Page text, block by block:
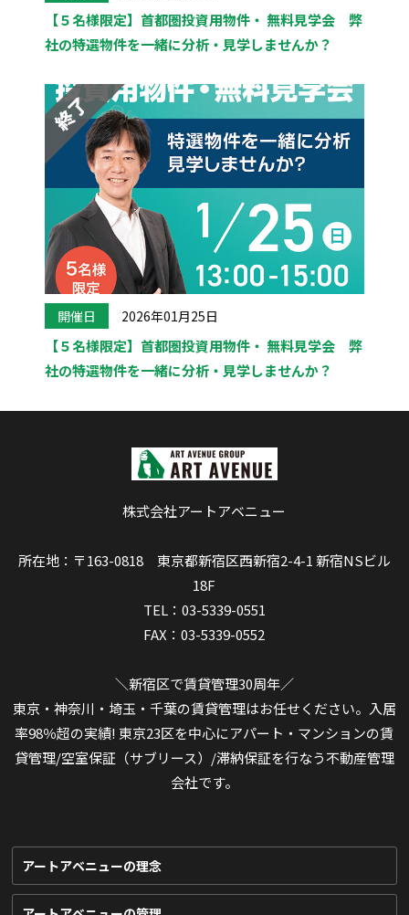
【５名様限定】首都圏投資用物件・ 無料見学会 弊
社の特選物件を一緒に分析・見学しませんか？
開催日 2026年01月25日
【５名様限定】首都圏投資用物件・ 無料見学会 弊
社の特選物件を一緒に分析・見学しませんか？
株式会社アートアベニュー
所在地：〒163-0818 東京都新宿区西新宿2-4-1 新宿NSビル
18F
TEL：03-5339-0551
FAX：03-5339-0552
＼新宿区で賃貸管理30周年／
東京・神奈川・埼玉・千葉の賃貸管理はお任せください。入居
率98％超の実績! 東京23区を中心にアパート・マンションの賃
貸管理/空室保証（サブリース）/滞納保証を行なう不動産管理
会社です。
アートアベニューの理念